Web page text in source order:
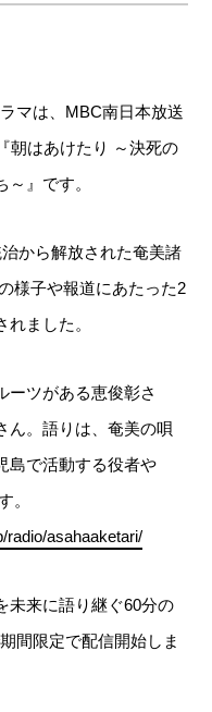
マは、MBC南日本放送
朝はあけたり ～決死の
』です。
から解放された奄美諸
様子や報道にあたった2
ました。
ーツがある恵俊彰さ
ん。語りは、奄美の唄
島で活動する役者や
。
radio/asahaaketari/
未来に語り継ぐ60分の
間限定で配信開始しま